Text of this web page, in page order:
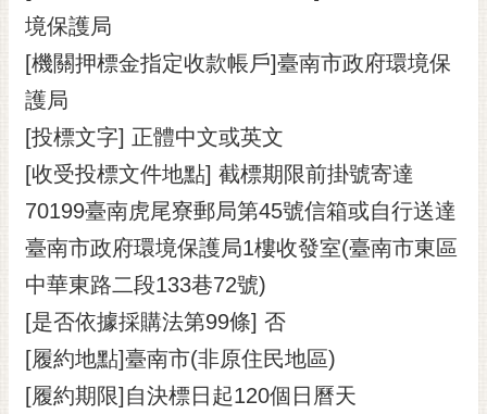
境保護局
[機關押標金指定收款帳戶]臺南市政府環境保
護局
[投標文字] 正體中文或英文
[收受投標文件地點] 截標期限前掛號寄達
70199臺南虎尾寮郵局第45號信箱或自行送達
臺南市政府環境保護局1樓收發室(臺南市東區
中華東路二段133巷72號)
[是否依據採購法第99條] 否
[履約地點]臺南市(非原住民地區)
[履約期限]自決標日起120個日曆天